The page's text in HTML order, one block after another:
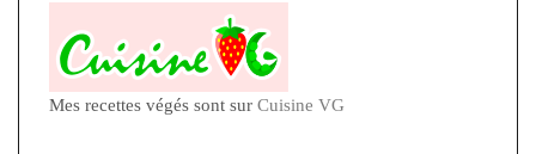
Mes recettes végés sont sur Cuisine VG